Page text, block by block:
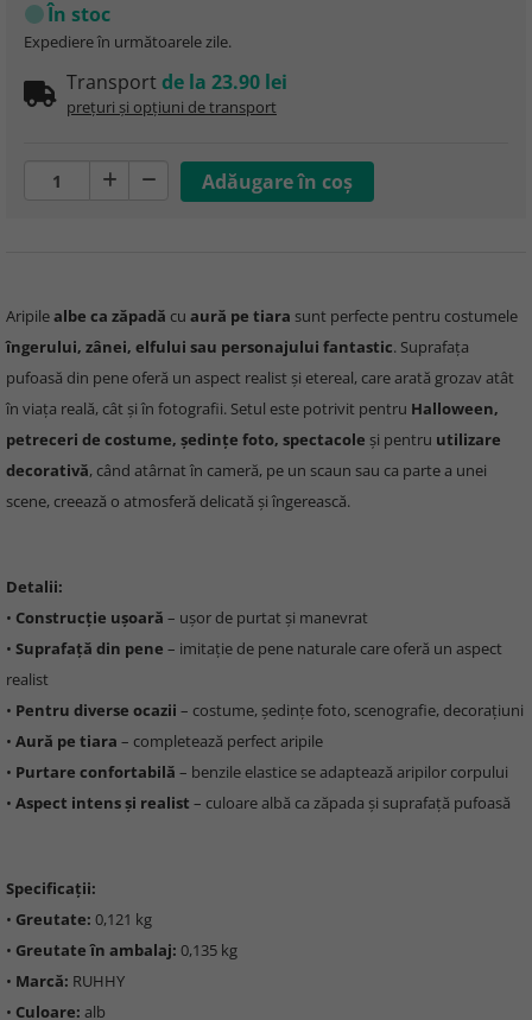
În stoc
Expediere în următoarele zile.
Transport de la 23.90 lei
prețuri și opțiuni de transport
Aripilealbe ca zăpadă cu aură pe tiara sunt perfecte pentru costumele
îngerului, zânei, elfului sau personajului fantastic. Suprafața
pufoasă din pene oferă un aspect realist și etereal, care arată grozav atât
în viața reală, cât și în fotografii. Setul este potrivit pentru Halloween,
petreceri de costume, ședințe foto, spectacole și pentru utilizare
decorativă, când atârnat în cameră, pe un scaun sau ca parte a unei
scene, creează o atmosferă delicată și îngerească.
Detalii:
• Construcție ușoară – ușor de purtat și manevrat
• Suprafață din pene – imitație de pene naturale care oferă un aspect
realist
• Pentru diverse ocazii – costume, ședințe foto, scenografie, decorațiuni
• Aură pe tiara – completează perfect aripile
• Purtare confortabilă – benzile elastice se adaptează aripilor corpului
• Aspect intens și realist – culoare albă ca zăpada și suprafață pufoasă
Specificații:
• Greutate: 0,121 kg
• Greutate în ambalaj: 0,135 kg
• Marcă: RUHHY
• Culoare: alb